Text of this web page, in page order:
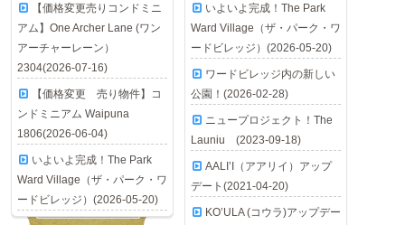
【価格変更売りコンドミニ
アム】One Archer Lane (ワン
アーチャーレーン）
2304(2026-07-16)
【価格変更 売り物件】コ
ンドミニアム Waipuna
1806(2026-06-04)
いよいよ完成！The Park
Ward Village（ザ・パーク・ワ
ードビレッジ）(2026-05-20)
いよいよ完成！The Park
Ward Village（ザ・パーク・ワ
ードビレッジ）(2026-05-20)
ワードビレッジ内の新しい
公園！(2026-02-28)
ニュープロジェクト！The
Launiu (2023-09-18)
AALI’I（アアリイ）アップ
デート(2021-04-20)
KO’ULA (コウラ)アップデー